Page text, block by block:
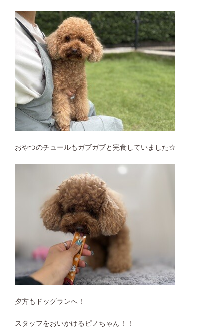
おやつのチュールもガブガブと完食していました☆
夕方もドッグランへ！
スタッフをおいかけるピノちゃん！！